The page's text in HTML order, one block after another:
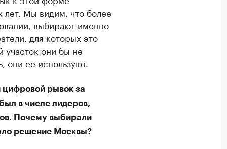
лет. Мы видим, что более
выбирают именно
для которых это
они бы не
они ее используют.
рывок за
в числе лидеров,
Почему выбирали
решение Москвы?